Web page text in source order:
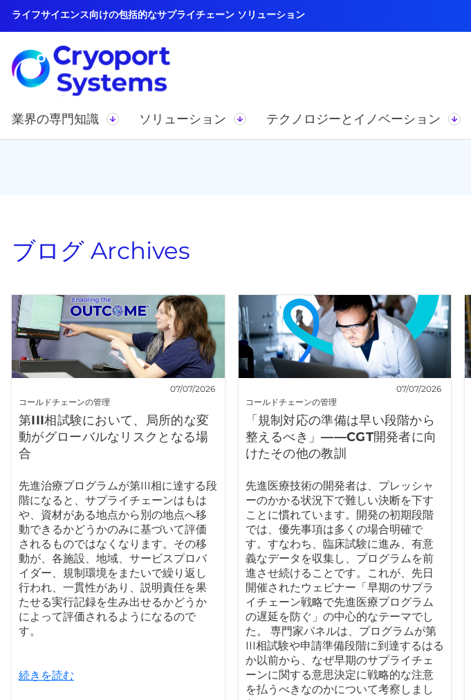
ライフサイエンス向けの包括的なサプライチェーン ソリューション
業界の専門知識 ソリューション テクノロジーとイノベーション
ブログ Archives
コールドチェーンの管理
07/07/2026
第III相試験において、局所的な変
動がグローバルなリスクとなる場
合
先進治療プログラムが第III相に達する段
階になると、サプライチェーンはもは
や、資材がある地点から別の地点へ移
動できるかどうかのみに基づいて評価
されるものではなくなります。その移
動が、各施設、地域、サービスプロバ
イダー、規制環境をまたいで繰り返し
行われ、一貫性があり、説明責任を果
たせる実行記録を生み出せるかどうか
によって評価されるようになるので
す。
続きを読む
コールドチェーンの管理
07/07/2026
「規制対応の準備は早い段階から
整えるべき」――CGT開発者に向
けたその他の教訓
先進医療技術の開発者は、プレッシャ
ーのかかる状況下で難しい決断を下す
ことに慣れています。開発の初期段階
では、優先事項は多くの場合明確で
す。すなわち、臨床試験に進み、有意
義なデータを収集し、プログラムを前
進させ続けることです。これが、先日
開催されたウェビナー「早期のサプラ
イチェーン戦略で先進医療プログラム
の遅延を防ぐ」の中心的なテーマでし
た。 専門家パネルは、プログラムが第
III相試験や申請準備段階に到達するはる
か以前から、なぜ早期のサプライチェ
ーンに関する意思決定に戦略的な注意
を払うべきなのかについて考察しまし